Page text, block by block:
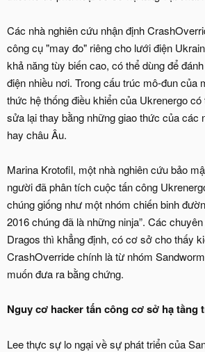
Các nhà nghiên cứu nhận định
công cụ "may đo" riêng cho lưới điện
khả năng tùy biến cao, có thể dùng để
điện nhiều nơi. Trong cấu trúc mô-đun của
thức hệ thống điều khiển của Ukrenergo
sửa lại thay bằng những giao thức của các
hay châu Âu.
Marina Krotofil, một nhà nghiên cứu bảo
người đã phân tích cuộc tấn công
chúng giống như một nhóm chiến binh
2016 chúng đã là những ninja”. Các
Dragos thì khẳng định, có cơ sở cho thấy
CrashOverride chính là từ nhóm
muốn đưa ra bằng chứng.
Nguy cơ hacker tấn công cơ sở hạ tầng
Lee thực sự lo ngại về sự phát triển của